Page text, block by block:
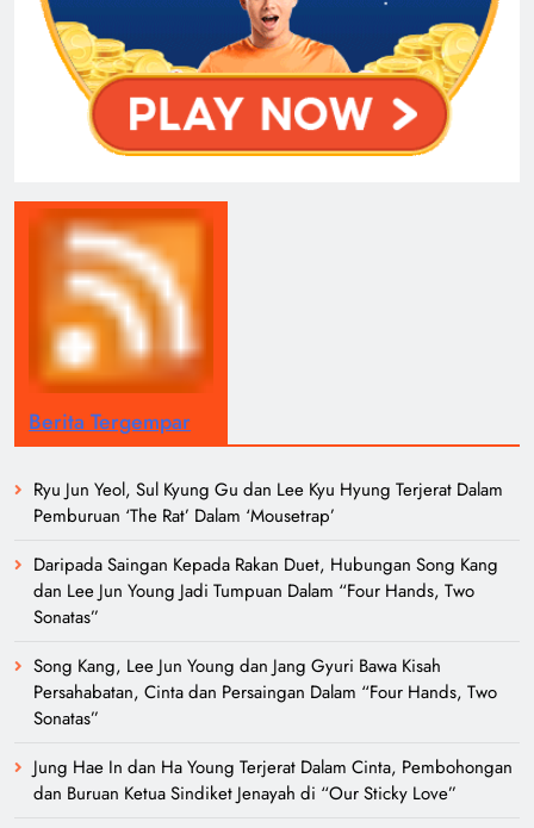
Berita Tergempar
Ryu Jun Yeol, Sul Kyung Gu dan Lee Kyu Hyung Terjerat Dalam
Pemburuan ‘The Rat’ Dalam ‘Mousetrap’
Daripada Saingan Kepada Rakan Duet, Hubungan Song Kang
dan Lee Jun Young Jadi Tumpuan Dalam “Four Hands, Two
Sonatas”
Song Kang, Lee Jun Young dan Jang Gyuri Bawa Kisah
Persahabatan, Cinta dan Persaingan Dalam “Four Hands, Two
Sonatas”
Jung Hae In dan Ha Young Terjerat Dalam Cinta, Pembohongan
dan Buruan Ketua Sindiket Jenayah di “Our Sticky Love”